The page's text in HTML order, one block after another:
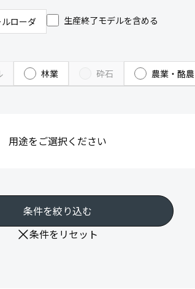
ローダ 生産終了モデルを含める
林業 砕石 農業・酪
用途をご選択ください
条件を絞り込む
条件をリセット